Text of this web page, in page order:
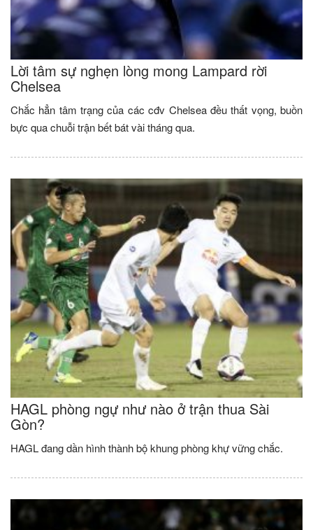
Lời tâm sự nghẹn lòng mong Lampard rời
Chelsea
Chắc hẳn tâm trạng của các cđv Chelsea đều thất vọng, buồn
bực qua chuỗi trận bết bát vài tháng qua.
HAGL phòng ngự như nào ở trận thua Sài
Gòn?
HAGL đang dần hình thành bộ khung phòng khự vững chắc.